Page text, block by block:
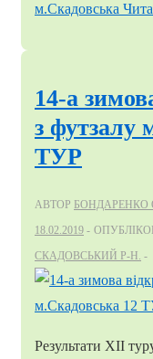
м.Скадовська
14-а
з футзалу
ТУР
АВТОР БОНДАРЕНКО
18.02.2019
СКАДОВСЬКИЙ Р-Н.
Результати ХІІ